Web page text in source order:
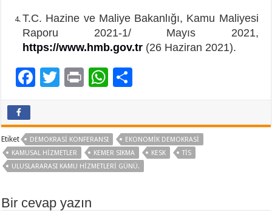
T.C. Hazine ve Maliye Bakanlığı, Kamu Maliyesi
Raporu 2021-1/ Mayıs 2021,
https://www.hmb.gov.tr (26 Haziran 2021).
F
b
o
o
k
T
er
Pr W
sA
p
p
aş
Etiket DEMOKRASI KONFERANSI
EKONOMIK DEMOKRASI
KAMUSAL HIZMETLER
KEMER SIKMA KESK
TİS
ULUSLARARASI KAMU HIZMETLERI GÜNÜ.
Bir cevap yazın